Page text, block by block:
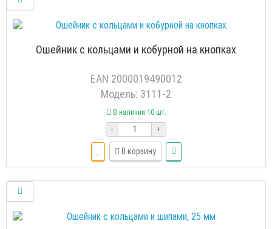
Ошейник с кольцами и кобурной на кнопках
EAN 2000019490012
Модель: 3111-2
В наличии 10 шт.
-
+
В корзину